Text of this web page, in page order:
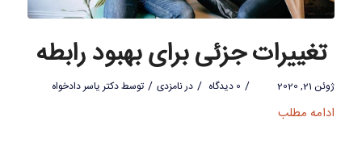
تغییرات جزئی برای بهبود رابطه
ژوئن 21, 2020 / 0 دیدگاه / درنامزدی / توسطدکتر یاسر دادخواه
ادامه مطلب